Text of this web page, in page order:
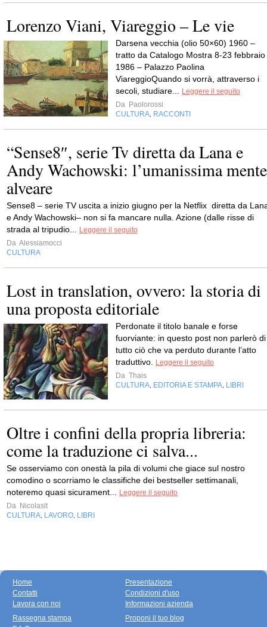
Lorenzo Viani, Viareggio – Le vie
Darsena vecchia (olio 50×60) 1960 –
tratto da Catalogo Mostra 8-23 febbraio
1986 – Palazzo Paolina
ViareggioQuando si vorrà, attraverso i
secoli, studiare...
Leggere il seguito
Da Paolorossi
CULTURA RACCONTI
“Sense8″, serie Tv diretta da Lana e
Andy Wachowski: l’umanissima mente
alveare
Sense8 – serie TV uscita a inizio giugno per la Netflix diretta da
e Andy Wachowski– non si fa mancare nulla. Azione (dalle risse di
strada al tripudio...
Leggere il seguito
Da Alessiamocci
CULTURA
Lost in translation, ovvero: la storia di
una proposta editoriale
Perdonate il titolo banale e forse
fuorviante: in questo post non parlerò di
tutto ciò che va perduto durante l’atto
traduttivo.
Leggere il seguito
Da Thais
CULTURA EDITORIA E STAMPA LIBRI
Oltre i confini della propria libreria:
come la traduzione ci salva...
Se osserviamo con onestà la pila di volumi che giace sul nostro
comodino o scorriamo le classifiche dei bestseller settimanali,
noteremo quasi sicurament...
Leggere il seguito
Da Nicolasit
CULTURA LAVORO LIBRI
Home
Contatti
Lavora con noi
Presentazione
Condizioni d'uso
Informazioni azienda
Rassegna stampa
Proponi il tuo blog